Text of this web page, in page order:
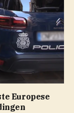
Europese